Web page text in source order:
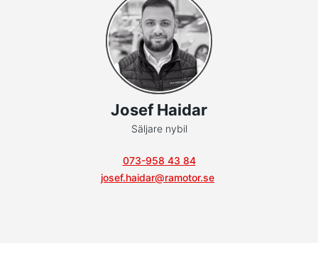
Josef Haidar
Säljare nybil
073-958 43 84
josef.haidar@ramotor.se